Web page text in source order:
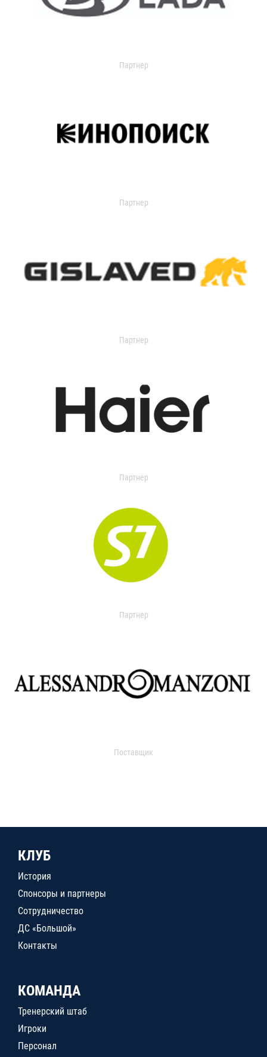
Партнер
Партнер
Партнер
Партнер
Партнер
Поставщик
КЛУБ
История
Спонсоры и партнеры
Сотрудничество
ДС «Большой»
Контакты
КОМАНДА
Тренерский штаб
Игроки
Персонал